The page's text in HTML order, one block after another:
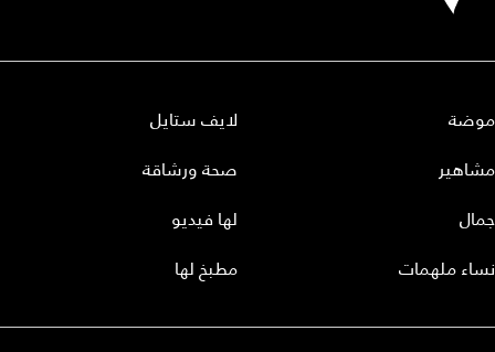
موضة
مشاهير
جمال
نساء ملهمات
لايف ستايل
صحة ورشاقة
لها فيديو
مطبخ لها